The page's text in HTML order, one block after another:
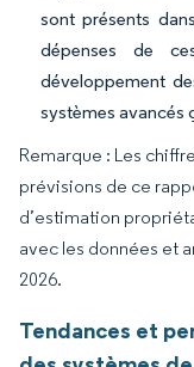
sont présents
dépenses de
développement
systèmes avancés
Remarque : Les
prévisions de ce
d’estimation
avec les données et
2026.
Tendances et